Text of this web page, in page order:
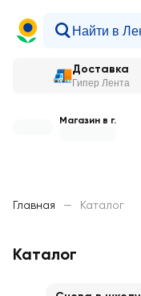
Доставка
Гипер Лента
Магазин в г.
Главная — Каталог
Каталог